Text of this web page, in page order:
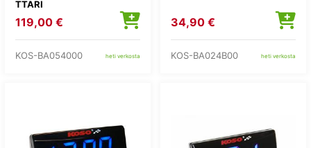
TTARI
119,00 €
KOS-BA054000 heti verkosta
34,90 €
KOS-BA024B00 heti verkosta